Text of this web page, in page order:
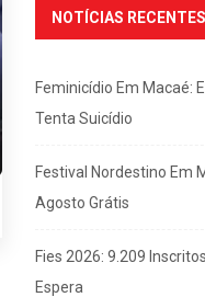
NOTÍCIAS RECENTES
Feminicídio Em Macaé:
Tenta Suicídio
Festival Nordestino Em
Agosto Grátis
Fies 2026: 9.209
Espera